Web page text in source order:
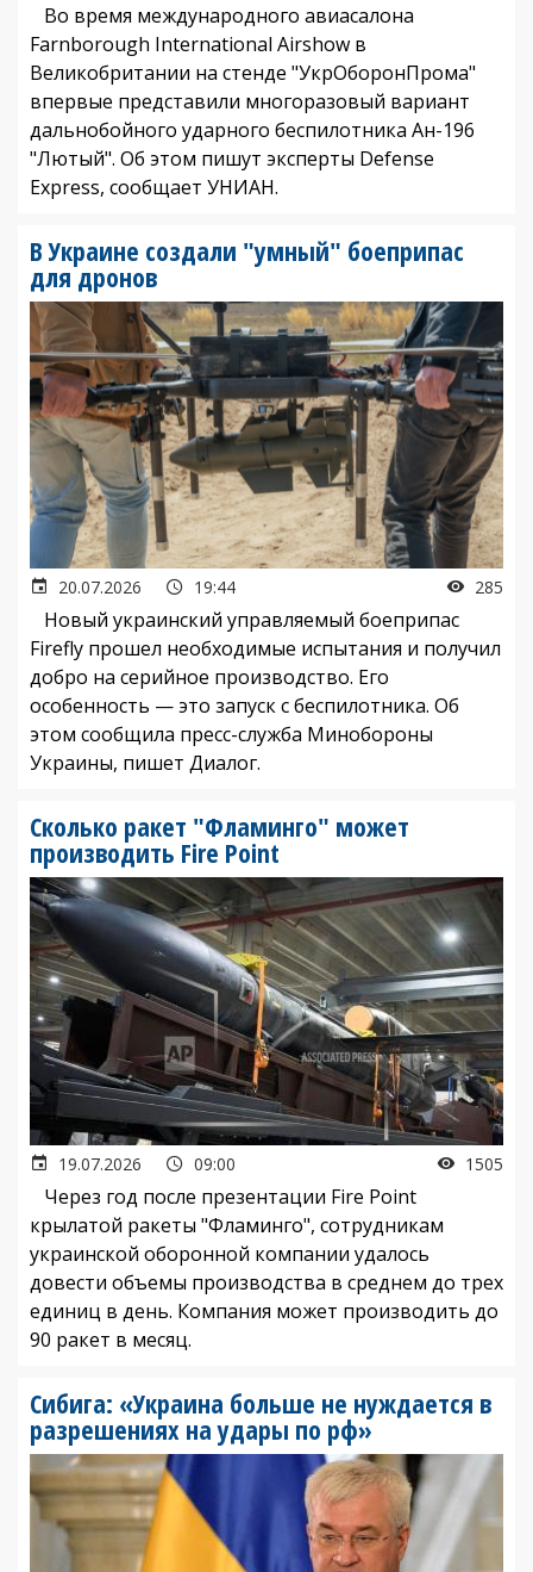
Во время международного авиасалона
Farnborough International Airshow в
Великобритании на стенде "УкрОборонПрома"
впервые представили многоразовый вариант
дальнобойного ударного беспилотника Ан-196
"Лютый". Об этом пишут эксперты Defense
Express, сообщает УНИАН.
В Украине создали "умный" боеприпас
для дронов
20.07.2026 19:44 285
Новый украинский управляемый боеприпас
Firefly прошел необходимые испытания и получил
добро на серийное производство. Его
особенность — это запуск с беспилотника. Об
этом сообщила пресс-служба Минобороны
Украины, пишет Диалог.
Сколько ракет "Фламинго" может
производить Fire Point
19.07.2026 09:00 1505
Через год после презентации Fire Point
крылатой ракеты "Фламинго", сотрудникам
украинской оборонной компании удалось
довести объемы производства в среднем до трех
единиц в день. Компания может производить до
90 ракет в месяц.
Сибига: «Украина больше не нуждается в
разрешениях на удары по рф»